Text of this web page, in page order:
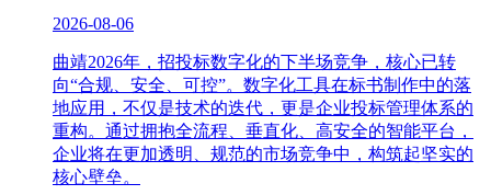
2026-08-06
曲靖2026年，招投标数字化的下半场竞争，核心已转
向“合规、安全、可控”。数字化工具在标书制作中的落
地应用，不仅是技术的迭代，更是企业投标管理体系的
重构。通过拥抱全流程、垂直化、高安全的智能平台，
企业将在更加透明、规范的市场竞争中，构筑起坚实的
核心壁垒。